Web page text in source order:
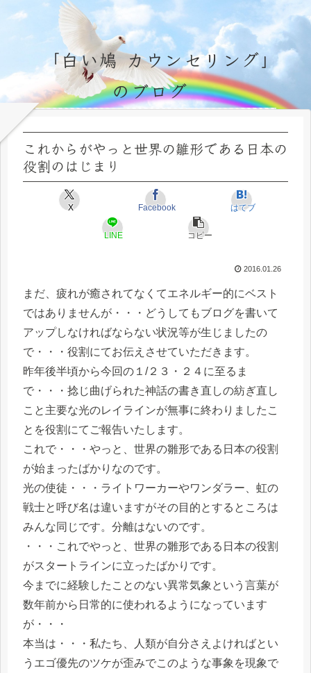
「白い鳩 カウンセリング」
のブログ
これからがやっと世界の雛形である日本の
役割のはじまり
X Facebook はてブ
LINE コピー
2016.01.26
まだ、疲れが癒されてなくてエネルギー的にベスト
ではありませんが・・・どうしてもブログを書いて
アップしなければならない状況等が生じましたの
で・・・役割にてお伝えさせていただきます。
昨年後半頃から今回の１/２３・２４に至るま
で・・・捻じ曲げられた神話の書き直しの紡ぎ直し
こと主要な光のレイラインが無事に終わりましたこ
とを役割にてご報告いたします。
これで・・・やっと、世界の雛形である日本の役割
が始まったばかりなのです。
光の使徒・・・ライトワーカーやワンダラー、虹の
戦士と呼び名は違いますがその目的とするところは
みんな同じです。分離はないのです。
・・・これでやっと、世界の雛形である日本の役割
がスタートラインに立ったばかりです。
今までに経験したことのない異常気象という言葉が
数年前から日常的に使われるようになっています
が・・・
本当は・・・私たち、人類が自分さえよければとい
うエゴ優先のツケが歪みでこのような事象を現象で